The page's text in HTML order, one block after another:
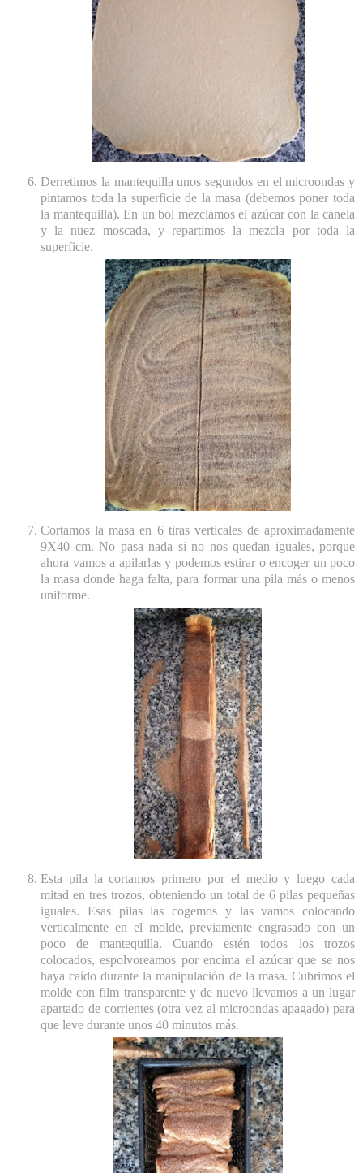
Derretimos la mantequilla unos segundos en el microondas y
pintamos toda la superficie de la masa (debemos poner toda
la mantequilla). En un bol mezclamos el azúcar con la canela
y la nuez moscada, y repartimos la mezcla por toda la
superficie.
Cortamos la masa en 6 tiras verticales de aproximadamente
9X40 cm. No pasa nada si no nos quedan iguales, porque
ahora vamos a apilarlas y podemos estirar o encoger un poco
la masa donde haga falta, para formar una pila más o menos
uniforme.
Esta pila la cortamos primero por el medio y luego cada
mitad en tres trozos, obteniendo un total de 6 pilas pequeñas
iguales. Esas pilas las cogemos y las vamos colocando
verticalmente en el molde, previamente engrasado con un
poco de mantequilla. Cuando estén todos los trozos
colocados, espolvoreamos por encima el azúcar que se nos
haya caído durante la manipulación de la masa. Cubrimos el
molde con film transparente y de nuevo llevamos a un lugar
apartado de corrientes (otra vez al microondas apagado) para
que leve durante unos 40 minutos más.